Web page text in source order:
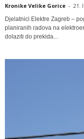
Kronike Velike Gorice - 21.
Djelatnici Elektre Zagreb –
planiranih radova na
dolaziti do prekida...